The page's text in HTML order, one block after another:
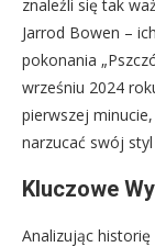
znaleźli się tak
Jarrod Bowen –
pokonania
wrześniu 2024
pierwszej
narzucać swój styl
Kluczowe
Analizując